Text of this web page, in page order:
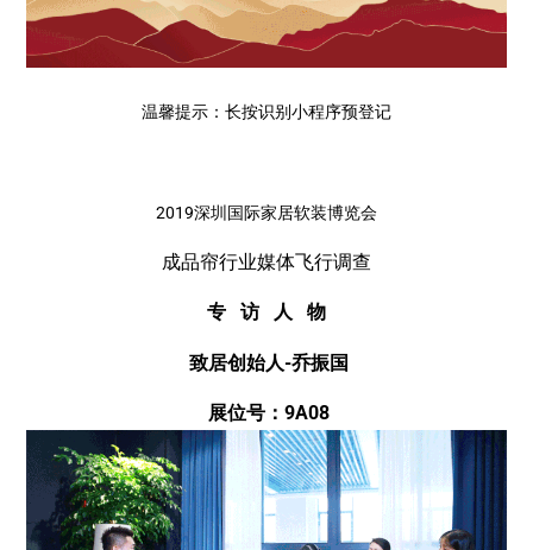
温馨提示：长按识别小程序预登记
2019深圳国际家居软装博览会
成品帘行业媒体飞行调查
专 访 人 物
致居创始人-乔振国
展位号：9A08